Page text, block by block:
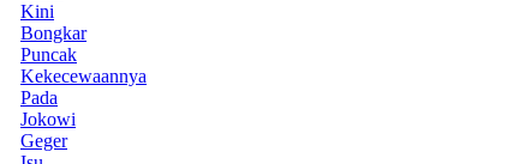
Kini
Bongkar
Puncak
Kekecewaannya
Pada
Jokowi
Geger